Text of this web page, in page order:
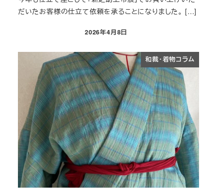
だいたお客様の仕立て依頼を承ることになりました。 […]
投稿日
2026年4月8日
和裁・着物コラム